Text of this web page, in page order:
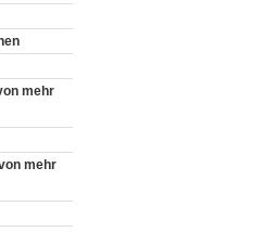
mehr
mehr